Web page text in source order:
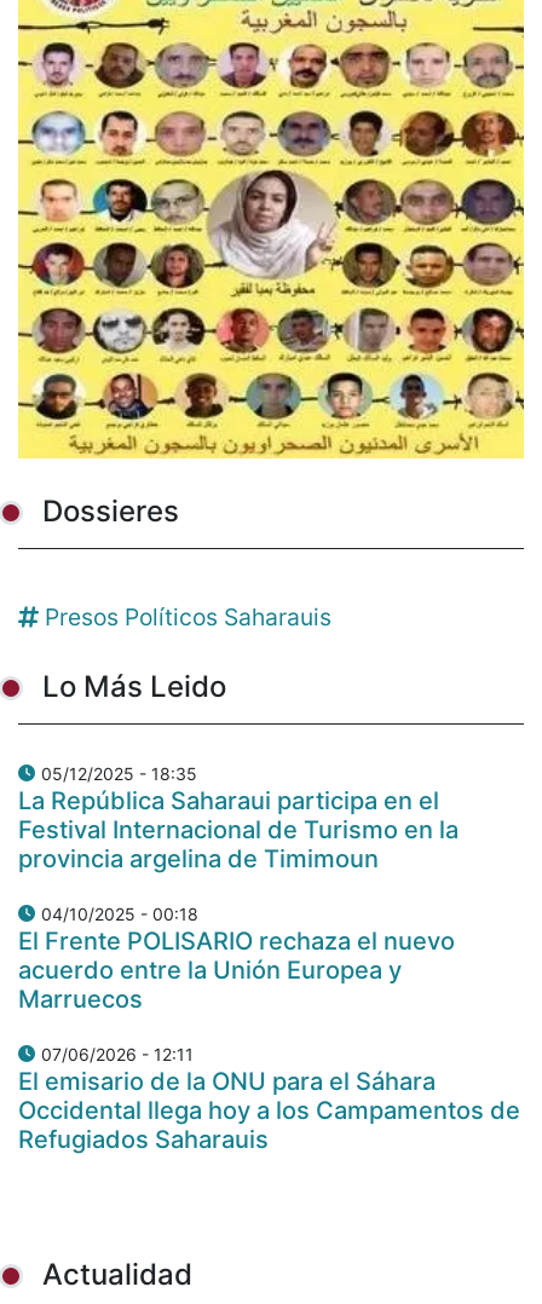
Dossieres
Presos Políticos Saharauis
Lo Más Leido
05/12/2025 - 18:35
La República Saharaui participa en el
Festival Internacional de Turismo en la
provincia argelina de Timimoun
04/10/2025 - 00:18
El Frente POLISARIO rechaza el nuevo
acuerdo entre la Unión Europea y
Marruecos
07/06/2026 - 12:11
El emisario de la ONU para el Sáhara
Occidental llega hoy a los Campamentos de
Refugiados Saharauis
Actualidad